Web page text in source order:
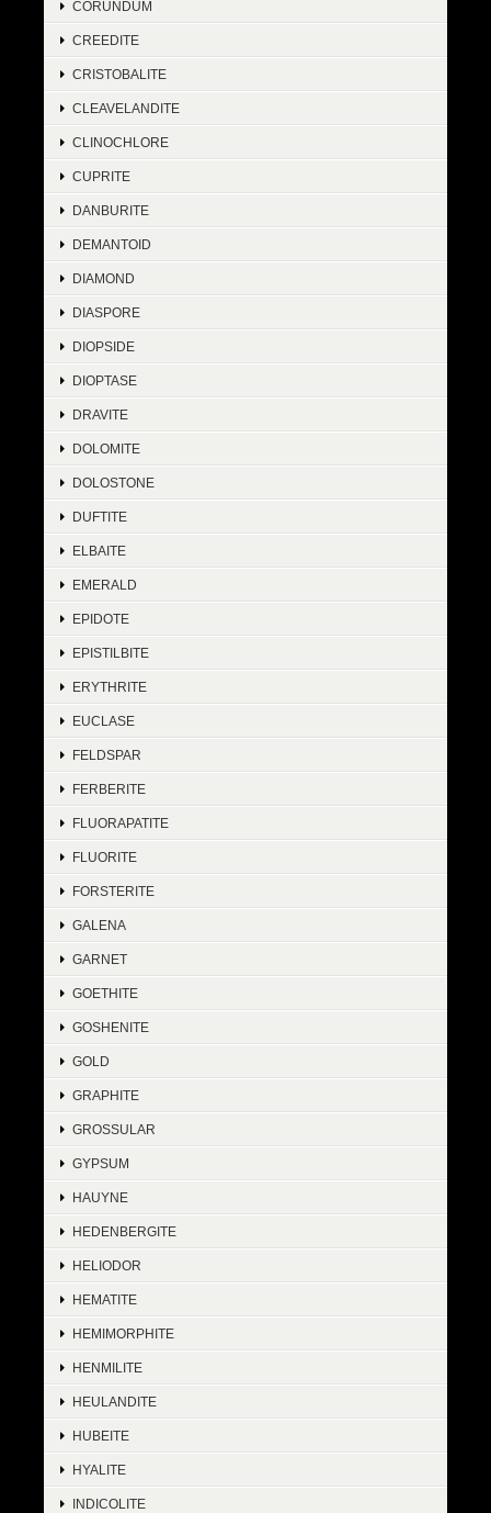
CORUNDUM
CREEDITE
CRISTOBALITE
CLEAVELANDITE
CLINOCHLORE
CUPRITE
DANBURITE
DEMANTOID
DIAMOND
DIASPORE
DIOPSIDE
DIOPTASE
DRAVITE
DOLOMITE
DOLOSTONE
DUFTITE
ELBAITE
EMERALD
EPIDOTE
EPISTILBITE
ERYTHRITE
EUCLASE
FELDSPAR
FERBERITE
FLUORAPATITE
FLUORITE
FORSTERITE
GALENA
GARNET
GOETHITE
GOSHENITE
GOLD
GRAPHITE
GROSSULAR
GYPSUM
HAUYNE
HEDENBERGITE
HELIODOR
HEMATITE
HEMIMORPHITE
HENMILITE
HEULANDITE
HUBEITE
HYALITE
INDICOLITE